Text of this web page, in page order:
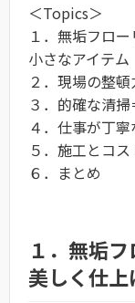
＜Topics＞
１．無垢フロ
小さなアイテム
２．現場の整
３．的確な清
４．仕事が丁
５．施工とコ
６．まとめ
１．無垢
美しく仕